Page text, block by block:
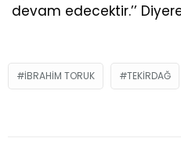
devam edecektir.’’
IBRAHIM TORUK TEKIRDAĞ